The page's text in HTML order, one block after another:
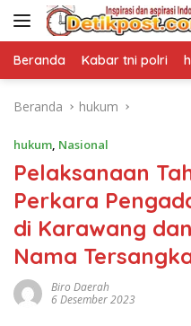
Langsung
Beranda Kabar tni polri
Beranda hukum
hukum, Nasional
Pelaksanaan
Perkara
di Karawang
Nama
Biro Daerah
6 Desember 2023